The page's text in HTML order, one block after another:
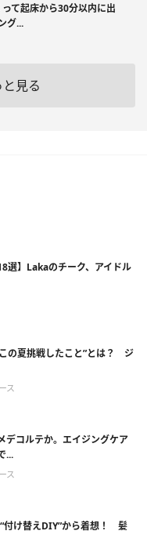
て起床から30分以内に出
グ...
見る
選】Lakaのチーク、アイドル
の夏挑戦したこと”とは？ ジ
ス
デコルテか。エイジングケア
...
ス
付け替えDIY”から着想！ 髪